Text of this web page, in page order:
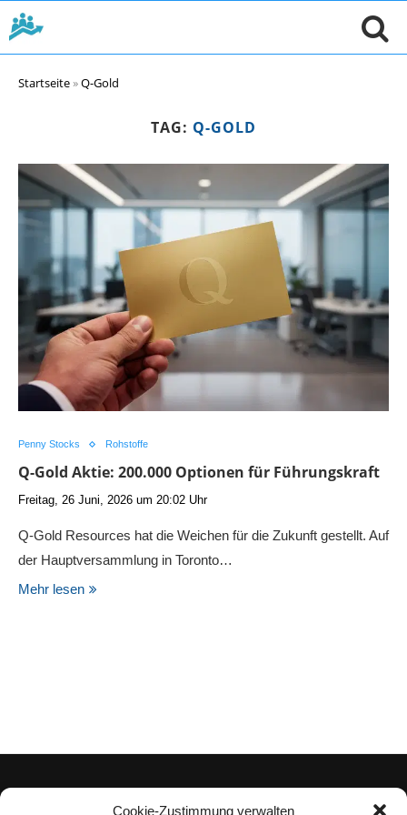
Cookie-Zustimmung verwalten
Startseite»Q-Gold
TAG: Q-GOLD
Penny Stocks Rohstoffe
Q-Gold Aktie: 200.000 Optionen für Führungskraft
Freitag, 26 Juni, 2026 um 20:02 Uhr
Q-Gold Resources hat die Weichen für die Zukunft gestellt. Auf
der Hauptversammlung in Toronto…
Mehr lesen